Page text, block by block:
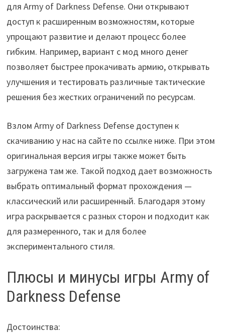
для Army of Darkness Defense. Они открывают
доступ к расширенным возможностям, которые
упрощают развитие и делают процесс более
гибким. Например, вариант с мод много денег
позволяет быстрее прокачивать армию, открывать
улучшения и тестировать различные тактические
решения без жестких ограничений по ресурсам.
Взлом Army of Darkness Defense доступен к
скачиванию у нас на сайте по ссылке ниже. При этом
оригинальная версия игры также может быть
загружена там же. Такой подход дает возможность
выбрать оптимальный формат прохождения —
классический или расширенный. Благодаря этому
игра раскрывается с разных сторон и подходит как
для размеренного, так и для более
экспериментального стиля.
Плюсы и минусы игры Army of
Darkness Defense
Достоинства: